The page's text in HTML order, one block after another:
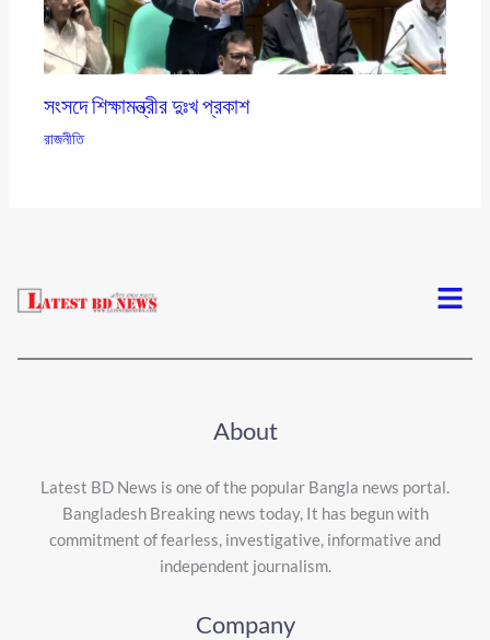
সংসদে শিক্ষামন্ত্রীর দুঃখ প্রকাশ
রাজনীতি
Menu
About
Latest BD News is one of the popular Bangla news portal.
Bangladesh Breaking news today, It has begun with
commitment of fearless, investigative, informative and
independent journalism.
Company